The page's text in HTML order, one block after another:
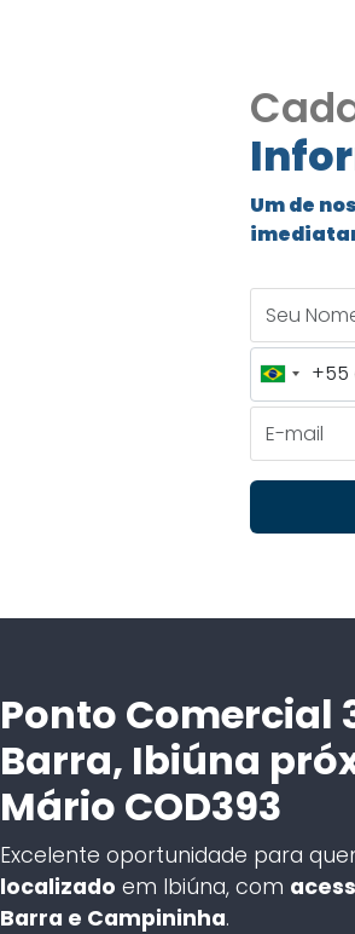
Um de
Brazil
+55
+55
Ponto Comercial
Barra, Ibiúna
Mário COD393
Excelente oportunidade para
localizado em Ibiúna, com
Barra e Campininha.